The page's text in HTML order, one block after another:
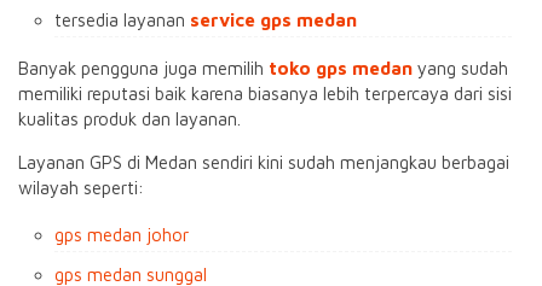
tersedia layanan service gps medan
Banyak pengguna juga memilih toko gps medan yang sudah
memiliki reputasi baik karena biasanya lebih terpercaya dari sisi
kualitas produk dan layanan.
Layanan GPS di Medan sendiri kini sudah menjangkau berbagai
wilayah seperti:
gps medan johor
gps medan sunggal